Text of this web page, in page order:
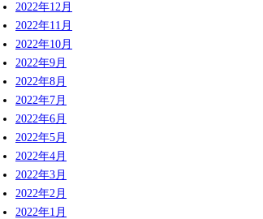
2022年12月
2022年11月
2022年10月
2022年9月
2022年8月
2022年7月
2022年6月
2022年5月
2022年4月
2022年3月
2022年2月
2022年1月